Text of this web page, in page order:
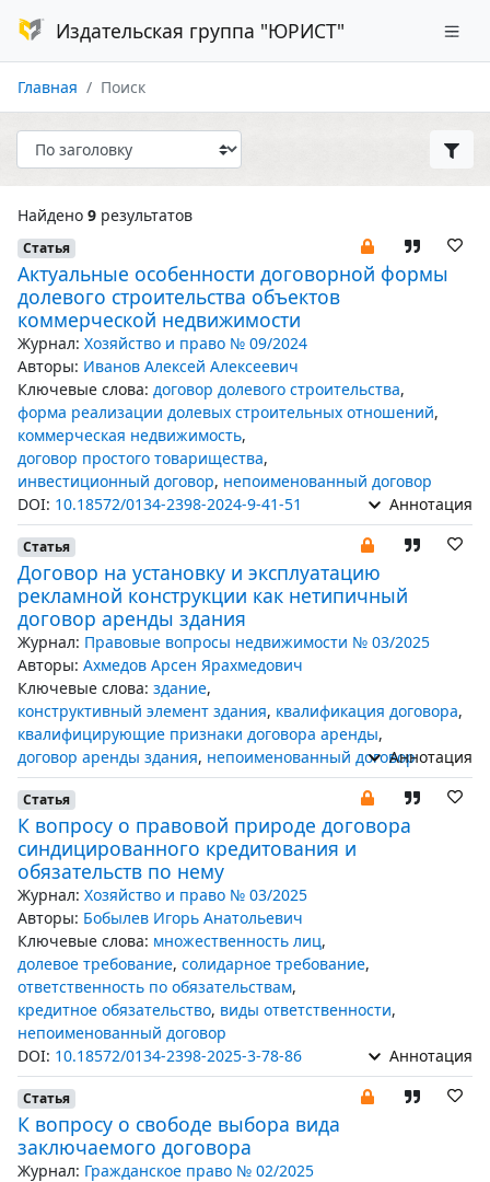
Издательская группа "ЮРИСТ"
Главная Поиск
Найдено 9 результатов
Статья
Актуальные особенности договорной формы
долевого строительства объектов
коммерческой недвижимости
Журнал: Хозяйство и право № 09/2024
Авторы: Иванов Алексей Алексеевич
Ключевые слова: договор долевого строительства,
форма реализации долевых строительных отношений,
коммерческая недвижимость,
договор простого товарищества,
инвестиционный договор, непоименованный договор
DOI: 10.18572/0134-2398-2024-9-41-51 Аннотация
Статья
Договор на установку и эксплуатацию
рекламной конструкции как нетипичный
договор аренды здания
Журнал: Правовые вопросы недвижимости № 03/2025
Авторы: Ахмедов Арсен Ярахмедович
Ключевые слова: здание,
конструктивный элемент здания, квалификация договора,
квалифицирующие признаки договора аренды,
договор аренды здания, непоименованный договорАннотация
Статья
К вопросу о правовой природе договора
синдицированного кредитования и
обязательств по нему
Журнал: Хозяйство и право № 03/2025
Авторы: Бобылев Игорь Анатольевич
Ключевые слова: множественность лиц,
долевое требование, солидарное требование,
ответственность по обязательствам,
кредитное обязательство, виды ответственности,
непоименованный договор
DOI: 10.18572/0134-2398-2025-3-78-86 Аннотация
Статья
К вопросу о свободе выбора вида
заключаемого договора
Журнал: Гражданское право № 02/2025